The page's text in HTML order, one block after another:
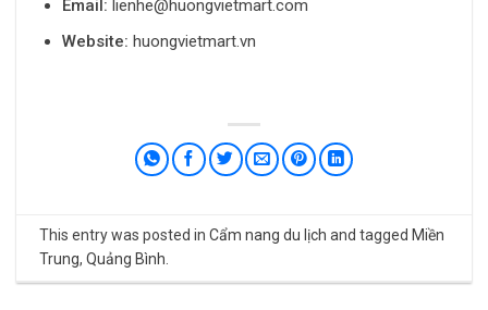
Email: lienhe@huongvietmart.com
Website: huongvietmart.vn
This entry was posted in Cẩm nang du lịch and tagged Miền
Trung, Quảng Bình.